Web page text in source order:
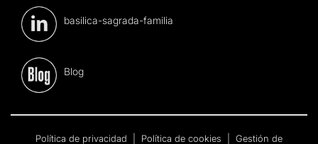
basilica-sagrada-familia
Blog
Política de privacidad Política de cookies Gestión de